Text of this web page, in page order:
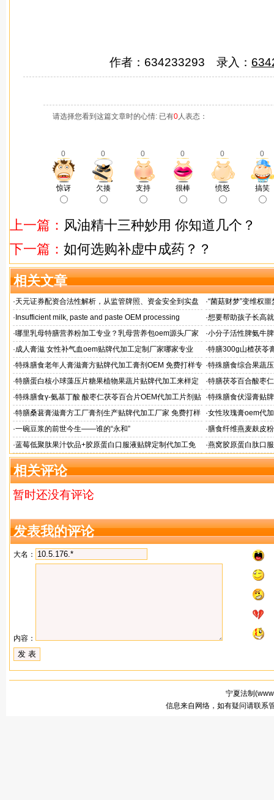
作者：634233293 录入：
请选择您看到这篇文章时的心情: 已有0人表态：
0 0 0 0 0 0
惊讶 欠揍 支持 很棒 愤怒 搞笑
上一篇： 风油精十三种妙用 你知道几个？
下一篇： 如何选购补虚中成药？？
相关文章
·天元证券配资合法性解析，从监管牌照、资金安全到实盘
交易总结
·“菌菇财梦”变维权噩
· Insufficient milk, paste and paste OEM processing ·想要帮助孩子长高
工厂？
·哪里乳母特膳营养粉加工专业？乳母营养包oem源头厂家 ·小分子活性脾氨牛
格
·成人膏滋 女性补气血oem贴牌代加工定制厂家哪家专业 ·特膳300g山楂茯苓
厂
·特殊膳食老年人膏滋膏方贴牌代加工膏剂OEM 免费打样专
家配方
·特殊膳食综合果蔬
家
·特膳蛋白核小球藻压片糖果植物果蔬片贴牌代加工来样定
制厂
·特膳茯苓百合酸枣
定制
·特殊膳食γ-氨基丁酸 酸枣仁茯苓百合片OEM代加工片剂贴
牌
·特殊膳食伏湿膏贴
·特膳桑葚膏滋膏方工厂膏剂生产贴牌代加工厂家 免费打样 ·女性玫瑰膏oem代
状膏滋定制
·一碗豆浆的前世今生——谁的“永和” ·膳食纤维燕麦麸皮
·蓝莓低聚肽果汁饮品+胶原蛋白口服液贴牌定制代加工免
费打样
·燕窝胶原蛋白肽口
加工厂
相关评论
暂时还没有评论
发表我的评论
大名：
内容：
宁夏法制(
信息来自网络，如有疑问请联系